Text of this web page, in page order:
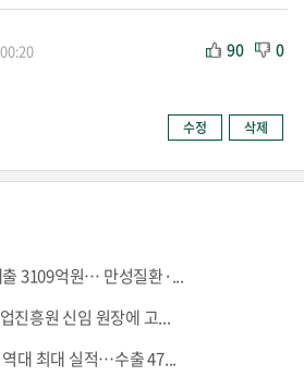
90
0
수정 삭제
3109억원… 만성질환·...
진흥원 신임 원장에 고...
대 최대 실적…수출 47...